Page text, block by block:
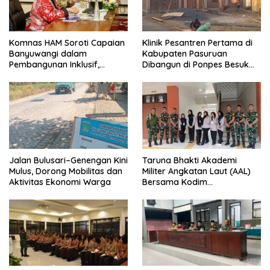
Komnas HAM Soroti Capaian
Banyuwangi dalam
Pembangunan Inklusif,
Nasional
Klinik Pesantren Pertama di
Kabupaten Pasuruan
Dibangun di Ponpes Besuk
Kesehatan Santri
Jalan Bulusari–Genengan Kini
Mulus, Dorong Mobilitas dan
Aktivitas Ekonomi Warga
Taruna Bhakti Akademi
Militer Angkatan Laut (AAL)
Bersama Kodim
Generasi Disiplin dan Berjiwa
Nasionalis